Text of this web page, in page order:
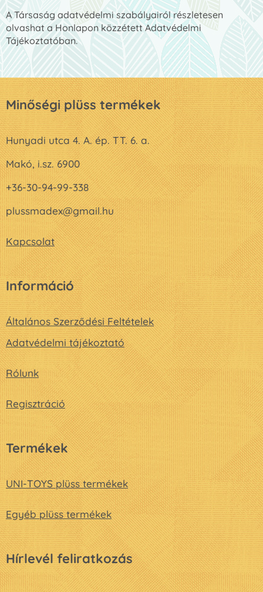
A Társaság adatvédelmi szabályairól részletesen
olvashat a Honlapon közzétett Adatvédelmi
Tájékoztatóban.
Minőségi plüss termékek
Hunyadi utca 4. A. ép. TT. 6. a.
Makó, i.sz. 6900
+36-30-94-99-338
plussmadex@gmail.hu
Kapcsolat
Információ
Általános Szerződési Feltételek
Adatvédelmi tájékoztató
Rólunk
Regisztráció
Termékek
UNI-TOYS plüss termékek
Egyéb plüss termékek
Hírlevél feliratkozás